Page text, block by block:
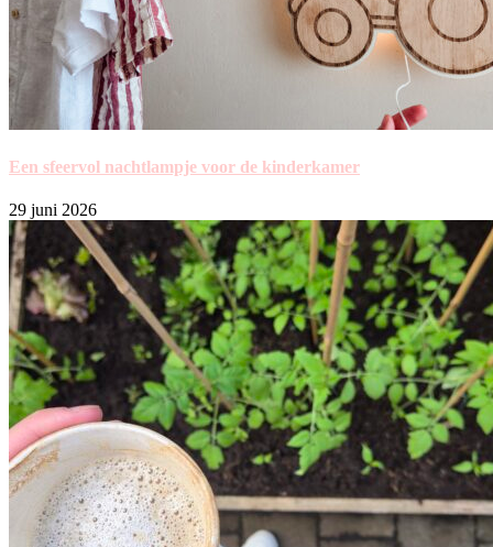
Een sfeervol nachtlampje voor de kinderkamer
29 juni 2026